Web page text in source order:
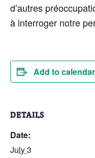
d’autres
à interroger notre
Add to calendar
DETAILS
Date:
July 3